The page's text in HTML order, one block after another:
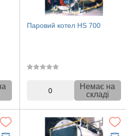
Паровий котел HS 700
0
Немає на
складі